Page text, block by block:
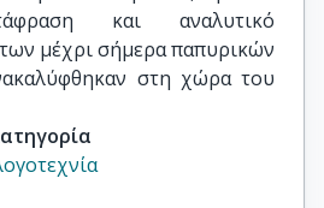
και αναλυτικό
μέχρι σήμερα παπυρικών
στη χώρα του